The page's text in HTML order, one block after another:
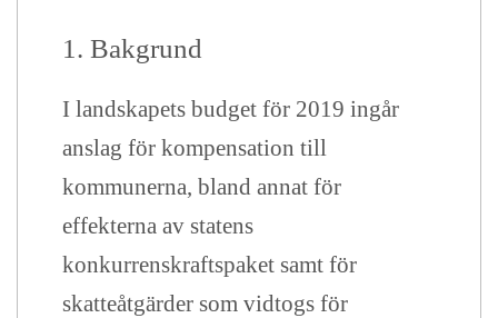
1. Bakgrund
I landskapets budget för 2019 ingår
anslag för kompensation till
kommunerna, bland annat för
effekterna av statens
konkurrenskraftspaket samt för
skatteåtgärder som vidtogs för